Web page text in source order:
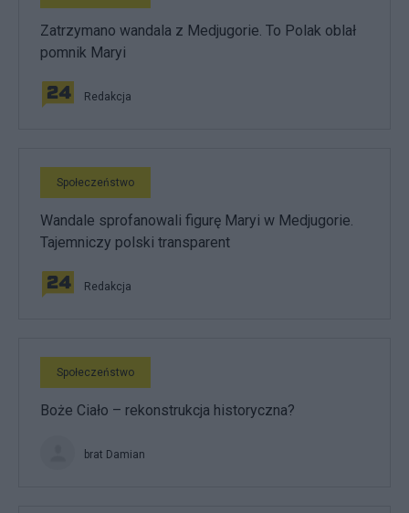
Zatrzymano wandala z Medjugorie. To Polak oblał
pomnik Maryi
Redakcja
Społeczeństwo
Wandale sprofanowali figurę Maryi w Medjugorie.
Tajemniczy polski transparent
Redakcja
Społeczeństwo
Boże Ciało – rekonstrukcja historyczna?
brat Damian